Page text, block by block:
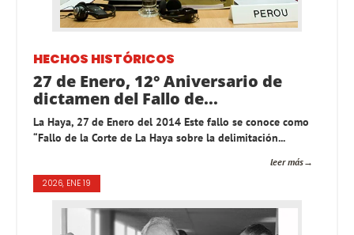
HECHOS HISTÓRICOS
27 de Enero, 12° Aniversario de
dictamen del Fallo de...
La Haya, 27 de Enero del 2014 Este fallo se conoce como
“Fallo de la Corte de La Haya sobre la delimitación...
leer más
2026, ENE 19